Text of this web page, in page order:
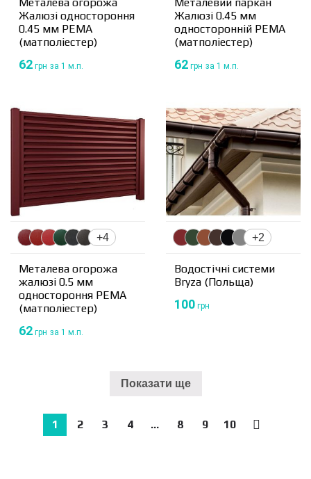
Жалюзі одностороння
0.45 мм РЕМА
(матполіестер)
62 грн за 1 м.п.
Жалюзі 0.45 мм
односторонній PEMA
(матполіестер)
62 грн за 1 м.п.
+4
Металева огорожа
жалюзі 0.5 мм
одностороння PEMA
(матполіестер)
62 грн за 1 м.п.
+2
Водостічні системи
Bryza (Польща)
100 грн
Показати ще
1 2 3 4 … 8 9 10 →